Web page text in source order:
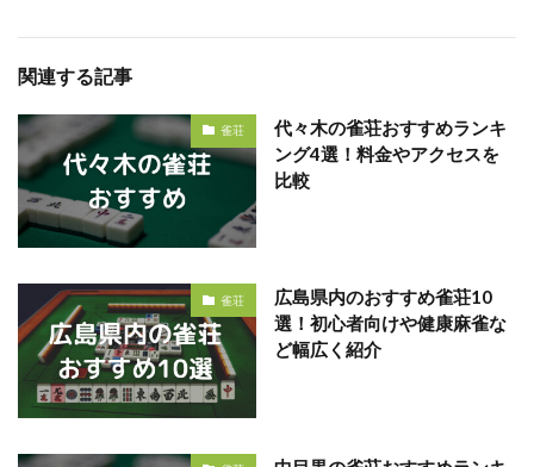
関連する記事
雀荘
代々木の雀荘おすすめランキ
ング4選！料金やアクセスを
比較
雀荘
広島県内のおすすめ雀荘10
選！初心者向けや健康麻雀な
ど幅広く紹介